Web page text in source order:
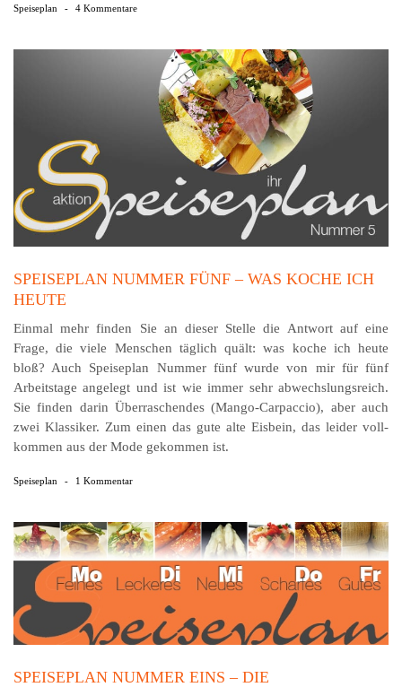
Speiseplan - 4 Kommentare
SPEISEPLAN NUMMER FÜNF – WAS KOCHE ICH
HEUTE
Einmal mehr finden Sie an dieser Stelle die Antwort auf eine
Frage, die viele Menschen täglich quält: was koche ich heute
bloß? Auch Speiseplan Nummer fünf wurde von mir für fünf
Arbeitstage angelegt und ist wie immer sehr abwechslungsreich.
Sie finden darin Über­ra­schen­des (Mango-Carpaccio), aber auch
zwei Klassiker. Zum einen das gute alte Eis­bein, das leider voll­
kommen aus der Mode gekommen ist.
Speiseplan - 1 Kommentar
SPEISEPLAN NUMMER EINS – DIE